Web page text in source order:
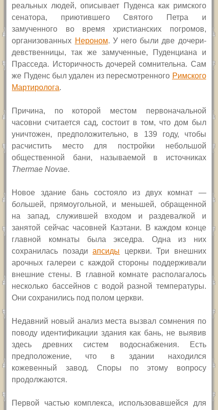
реальных людей, описывает Пуденса как римского
сенатора, приютившего Святого Петра и
замученного во время христианских погромов,
организованных Нероном. У него были две дочери-
девственницы, так же замученные, Пуденциана и
Прасседа. Историчность дочерей сомнительна. Сам
же Пуденс был удален из пересмотренного Римского
Мартиролога.
Причина, по которой местом первоначальной
часовни считается сад, состоит в том, что дом был
уничтожен, предположительно, в 139 году, чтобы
расчистить место для постройки небольшой
общественной бани, называемой в источниках
Thermae Novae.
Новое здание бань состояло из двух комнат —
большей, прямоугольной, и меньшей, обращенной
на запад, служившей входом и раздевалкой и
занятой сейчас часовней Каэтани. В каждом конце
главной комнаты была экседра. Одна из них
сохранилась позадиапсиды церкви. Три внешних
арочных галереи с каждой стороны поддерживали
внешние стены. В главной комнате располагалось
несколько бассейнов с водой разной температуры.
Они сохранились под полом церкви.
Недавний новый анализ места вызвал сомнения по
поводу идентификации здания как бань, не выявив
здесь древних систем водоснабжения. Есть
предположение, что в здании находился
кожевенный завод. Споры по этому вопросу
продолжаются.
Первой частью комплекса, использовавшейся для